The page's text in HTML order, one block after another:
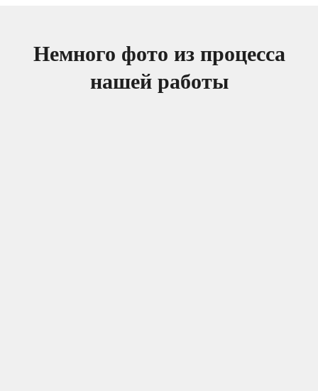
Немного фото из процесса
нашей работы